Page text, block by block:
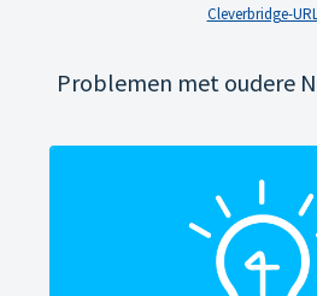
Cleverbridge-
Problemen met oudere